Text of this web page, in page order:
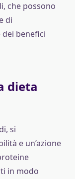
che possono
di
benefici
dieta
si
e un’azione
in modo